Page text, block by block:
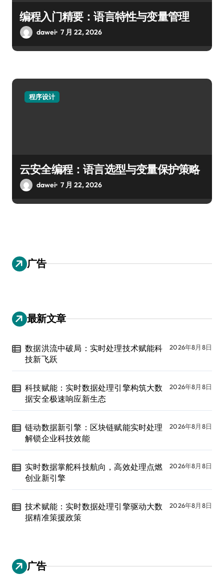
编程入门精要：语言特性与变量管理
dawei 7 月 22, 2026
程序设计
云安全编程：语言选型与变量保护策略
dawei 7 月 22, 2026
广告
最新文章
数据洪流中破局：实时处理技术赋能科
技新飞跃
2026年8月8日
科技赋能：实时数据处理引擎构筑大数
据安全极速响应新生态
2026年8月8日
链动数据新引擎：区块链赋能实时处理
解锁企业科技效能
2026年8月8日
实时数据掌舵科技航向，高效处理点燃
创业新引擎
2026年8月8日
技术赋能：实时数据处理引擎驱动大数
据精准策援政策
2026年8月8日
广告